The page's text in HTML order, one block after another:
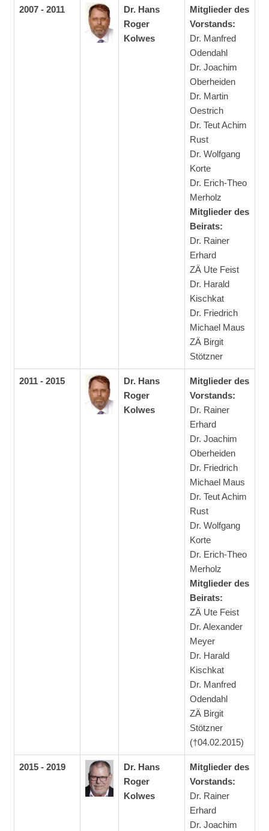
2007 - 2011
Dr. Hans
Roger
Kolwes
Mitglieder des
Vorstands:
Dr. Manfred
Odendahl
Dr. Joachim
Oberheiden
Dr. Martin
Oestrich
Dr. Teut Achim
Rust
Dr. Wolfgang
Korte
Dr. Erich-Theo
Merholz
Mitglieder des
Beirats:
Dr. Rainer
Erhard
ZÄ Ute Feist
Dr. Harald
Kischkat
Dr. Friedrich
Michael Maus
ZÄ Birgit
Stötzner
2011 - 2015
Dr. Hans
Roger
Kolwes
Mitglieder des
Vorstands:
Dr. Rainer
Erhard
Dr. Joachim
Oberheiden
Dr. Friedrich
Michael Maus
Dr. Teut Achim
Rust
Dr. Wolfgang
Korte
Dr. Erich-Theo
Merholz
Mitglieder des
Beirats:
ZÄ Ute Feist
Dr. Alexander
Meyer
Dr. Harald
Kischkat
Dr. Manfred
Odendahl
ZÄ Birgit
Stötzner
(†04.02.2015)
2015 - 2019
Dr. Hans
Roger
Kolwes
Mitglieder des
Vorstands:
Dr. Rainer
Erhard
Dr. Joachim